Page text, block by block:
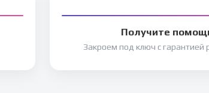
Получите
Закроем под ключ с гарантией